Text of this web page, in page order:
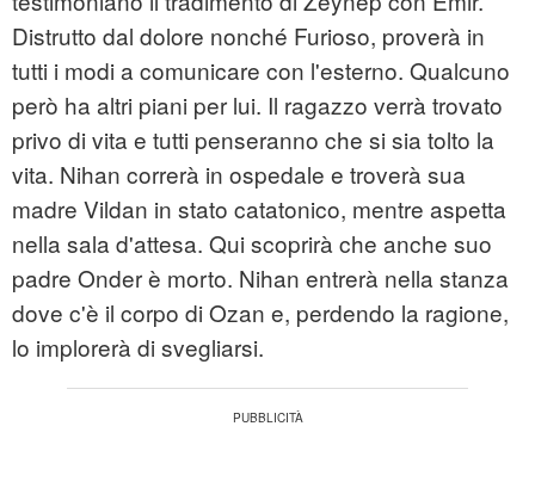
Distrutto dal dolore nonché Furioso, proverà in
tutti i modi a comunicare con l'esterno. Qualcuno
però ha altri piani per lui. Il ragazzo verrà trovato
privo di vita e tutti penseranno che si sia tolto la
vita. Nihan correrà in ospedale e troverà sua
madre Vildan in stato catatonico, mentre aspetta
nella sala d'attesa. Qui scoprirà che anche suo
padre Onder è morto. Nihan entrerà nella stanza
dove c'è il corpo di Ozan e, perdendo la ragione,
lo implorerà di svegliarsi.